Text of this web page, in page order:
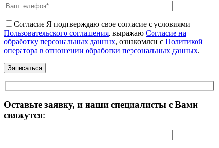
Согласие Я подтверждаю свое согласие с условиями
Пользовательского соглашения, выражаю Согласие на
обработку персональных данных, ознакомлен с Политикой
оператора в отношении обработки персональных данных.
Оставьте заявку, и наши специалисты с Вами
свяжутся: